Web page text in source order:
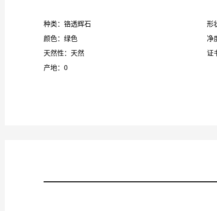
种类：铬透辉石
形
颜色：绿色
净
天然性：天然
证
产地：0